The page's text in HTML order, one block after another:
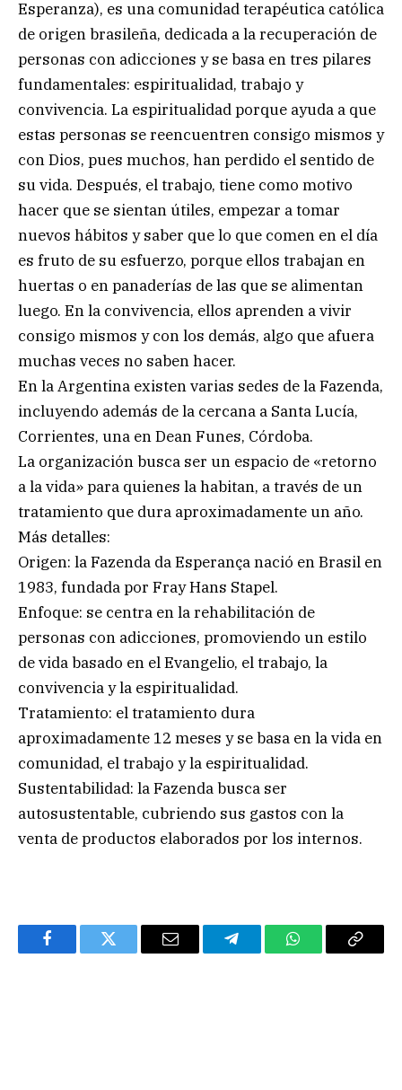
Esperanza), es una comunidad terapéutica católica
de origen brasileña, dedicada a la recuperación de
personas con adicciones y se basa en tres pilares
fundamentales: espiritualidad, trabajo y
convivencia. La espiritualidad porque ayuda a que
estas personas se reencuentren consigo mismos y
con Dios, pues muchos, han perdido el sentido de
su vida. Después, el trabajo, tiene como motivo
hacer que se sientan útiles, empezar a tomar
nuevos hábitos y saber que lo que comen en el día
es fruto de su esfuerzo, porque ellos trabajan en
huertas o en panaderías de las que se alimentan
luego. En la convivencia, ellos aprenden a vivir
consigo mismos y con los demás, algo que afuera
muchas veces no saben hacer.
En la Argentina existen varias sedes de la Fazenda,
incluyendo además de la cercana a Santa Lucía,
Corrientes, una en Dean Funes, Córdoba.
La organización busca ser un espacio de «retorno
a la vida» para quienes la habitan, a través de un
tratamiento que dura aproximadamente un año.
Más detalles:
Origen: la Fazenda da Esperança nació en Brasil en
1983, fundada por Fray Hans Stapel.
Enfoque: se centra en la rehabilitación de
personas con adicciones, promoviendo un estilo
de vida basado en el Evangelio, el trabajo, la
convivencia y la espiritualidad.
Tratamiento: el tratamiento dura
aproximadamente 12 meses y se basa en la vida en
comunidad, el trabajo y la espiritualidad.
Sustentabilidad: la Fazenda busca ser
autosustentable, cubriendo sus gastos con la
venta de productos elaborados por los internos.
FacebookTwitter Email TelegramWhatsAppCopy